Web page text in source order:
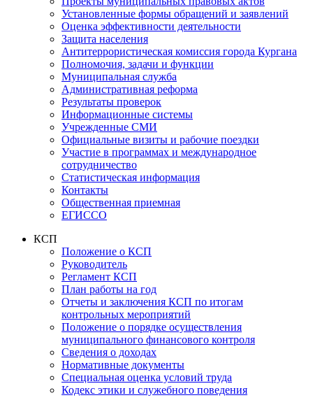
Установленные формы обращений и заявлений
Оценка эффективности деятельности
Защита населения
Антитеррористическая комиссия города Кургана
Полномочия, задачи и функции
Муниципальная служба
Административная реформа
Результаты проверок
Информационные системы
Учрежденные СМИ
Официальные визиты и рабочие поездки
Участие в программах и международное
сотрудничество
Статистическая информация
Контакты
Общественная приемная
ЕГИССО
КСП
Положение о КСП
Руководитель
Регламент КСП
План работы на год
Отчеты и заключения КСП по итогам
контрольных мероприятий
Положение о порядке осуществления
муниципального финансового контроля
Сведения о доходах
Нормативные документы
Специальная оценка условий труда
Кодекс этики и служебного поведения